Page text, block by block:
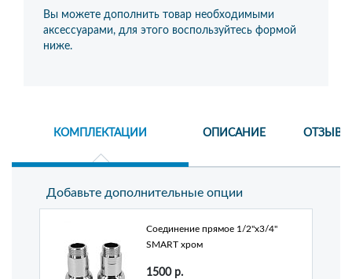
Вы можете дополнить товар необходимыми
аксессуарами, для этого воспользуйтесь формой
ниже.
КОМПЛЕКТАЦИИ ОПИСАНИЕ ОТЗЫВЫ
Добавьте дополнительные опции
Соединение прямое 1/2"х3/4"
SMART хром
1500р.